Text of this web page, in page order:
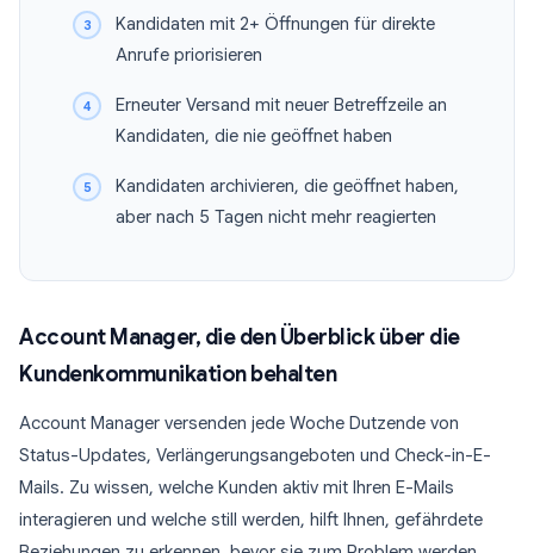
Kandidaten mit 2+ Öffnungen für direkte
Anrufe priorisieren
Erneuter Versand mit neuer Betreffzeile an
Kandidaten, die nie geöffnet haben
Kandidaten archivieren, die geöffnet haben,
aber nach 5 Tagen nicht mehr reagierten
Account Manager, die den Überblick über die
Kundenkommunikation behalten
Account Manager versenden jede Woche Dutzende von
Status-Updates, Verlängerungsangeboten und Check-in-E-
Mails. Zu wissen, welche Kunden aktiv mit Ihren E-Mails
interagieren und welche still werden, hilft Ihnen, gefährdete